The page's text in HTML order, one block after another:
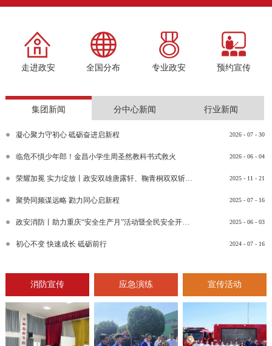
走进政安 全国分布 专业政安 预约宣传
集团新闻 分中心新闻 行业新闻
2026 - 07 - 30
凝心聚力守初心 砥砺奋进启新程
2026 - 06 - 04
临危不惧少年郎！金昌小学生周圣然教科书式救火
2025 - 11 - 21
荣耀加冕 实力绽放丨政安双雄唐露轩、鞠青桐双双斩获“渝消蓝盾讲师团金牌讲师”比武竞赛决赛大奖
2025 - 07 - 16
聚势同频谋远略 勠力同心启新程
2025 - 06 - 03
政安消防丨助力重庆“安全生产月”活动暨全民安全开放日活动
2024 - 07 - 16
初心不变 快速成长 砥砺前行
消防宣传 应急演练 宣传活动